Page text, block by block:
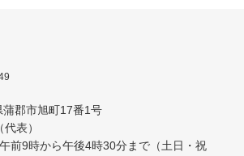
郡市旭町17番1号
表）
前9時から午後4時30分まで（土日・祝